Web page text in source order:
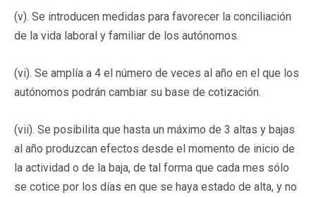
(v). Se introducen medidas para favorecer la conciliación
de la vida laboral y familiar de los autónomos.
(vi). Se amplía a 4 el número de veces al año en el que los
autónomos podrán cambiar su base de cotización.
(vii). Se posibilita que hasta un máximo de 3 altas y bajas
al año produzcan efectos desde el momento de inicio de
la actividad o de la baja, de tal forma que cada mes sólo
se cotice por los días en que se haya estado de alta, y no